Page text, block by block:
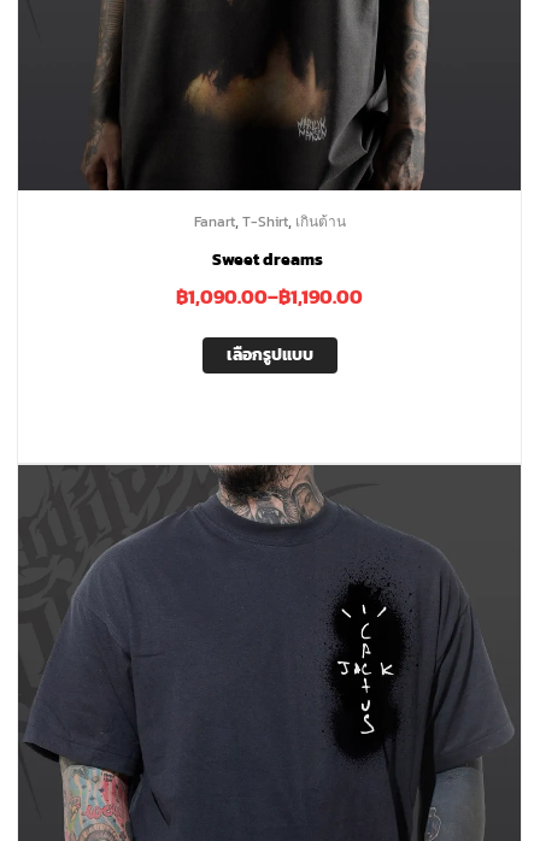
Fanart,T-Shirt, เกินต้าน
Sweet dreams
฿1,090.00–฿1,190.00
เลือกรูปแบบ